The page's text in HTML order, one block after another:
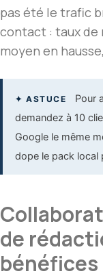
pas été le trafic
contact : taux de
moyen en
✦ ASTUCE
Pour
demandez à 10
Google le même
dope le pack local
de